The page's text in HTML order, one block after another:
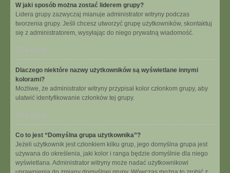
W jaki sposób można zostać liderem grupy?
Lidera grupy zazwyczaj mianuje administrator witryny podczas
tworzenia grupy. Jeśli chcesz utworzyć grupę użytkowników, skontaktuj
się z administratorem, wysyłając do niego prywatną wiadomość.
Na górę
Dlaczego niektóre nazwy użytkowników są wyświetlane innymi
kolorami?
Możliwe, że administrator witryny przypisał kolor członkom grupy, aby
ułatwić identyfikowanie członków tej grupy.
Na górę
Co to jest “Domyślna grupa użytkownika”?
Jeżeli użytkownik jest członkiem kilku grup, jego domyślna grupa jest
używana do określenia, jaki kolor i ranga będzie domyślnie dla niego
wyświetlana. Administrator witryny może nadać użytkownikowi